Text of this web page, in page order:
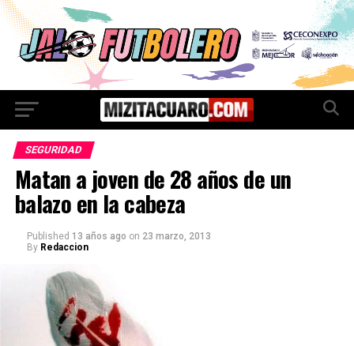
SEGURIDAD
Matan a joven de 28 años de un
balazo en la cabeza
Published 13 años ago on 23 marzo, 2013
By Redaccion